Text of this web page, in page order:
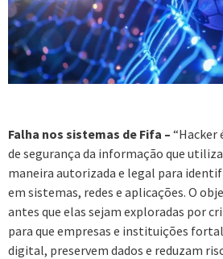
Falha nos sistemas de Fifa – “Hacker
de segurança da informação que
maneira autorizada e legal para
em sistemas, redes e aplicações. O
antes que elas sejam exploradas por
para que empresas e instituições
digital, preservem dados e reduzam